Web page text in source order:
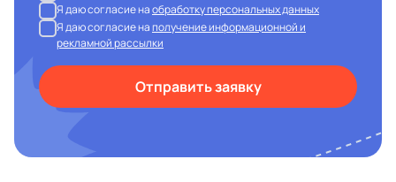
Я даю согласие наобработку персональных данных
Я даю согласие наполучение информационной и
рекламной рассылки
Отправить заявку